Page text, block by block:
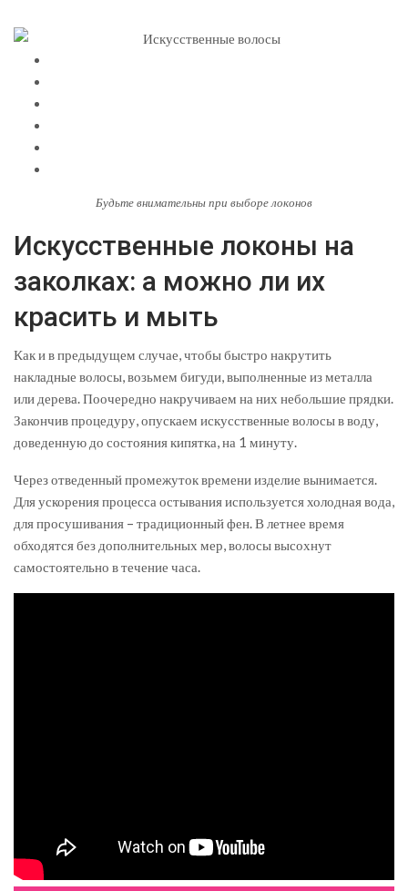
Будьте внимательны при выборе локонов
Искусственные локоны на
заколках: а можно ли их
красить и мыть
Как и в предыдущем случае, чтобы быстро накрутить
накладные волосы, возьмем бигуди, выполненные из металла
или дерева. Поочередно накручиваем на них небольшие прядки.
Закончив процедуру, опускаем искусственные волосы в воду,
доведенную до состояния кипятка, на 1 минуту.
Через отведенный промежуток времени изделие вынимается.
Для ускорения процесса остывания используется холодная вода,
для просушивания – традиционный фен. В летнее время
обходятся без дополнительных мер, волосы высохнут
самостоятельно в течение часа.